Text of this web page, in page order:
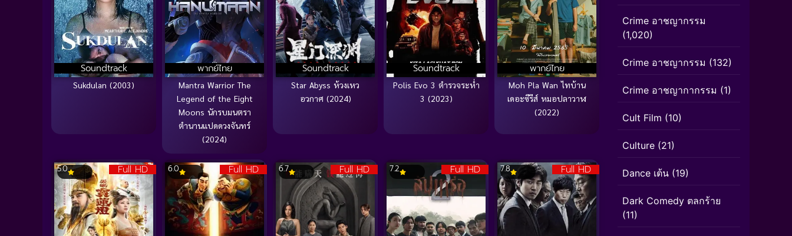
Soundtrack
Sukdulan (2003)
พากย์ไทย
Mantra Warrior The
Legend of the Eight
Moons นักรบมนตรา
ตำนานแปดดวงจันทร์
(2024)
Soundtrack
Star Abyss ห้วงเหว
อวกาศ (2024)
Soundtrack
Polis Evo 3 ตำรวจระห่ำ
3 (2023)
พากย์ไทย
Moh Pla Wan ไทบ้าน
เดอะซีรีส์ หมอปลาวาฬ
(2022)
Full HD
5.0 Full HD
6.0 Full HD
6.7 Full HD
7.2 Full HD
7.8
Crime อาชญากรรม
(1,020)
Crime อาชญากรรม (132)
Crime อาชญากากรรม (1)
Cult Film (10)
Culture (21)
Dance เต้น (19)
Dark Comedy ตลกร้าย
(11)